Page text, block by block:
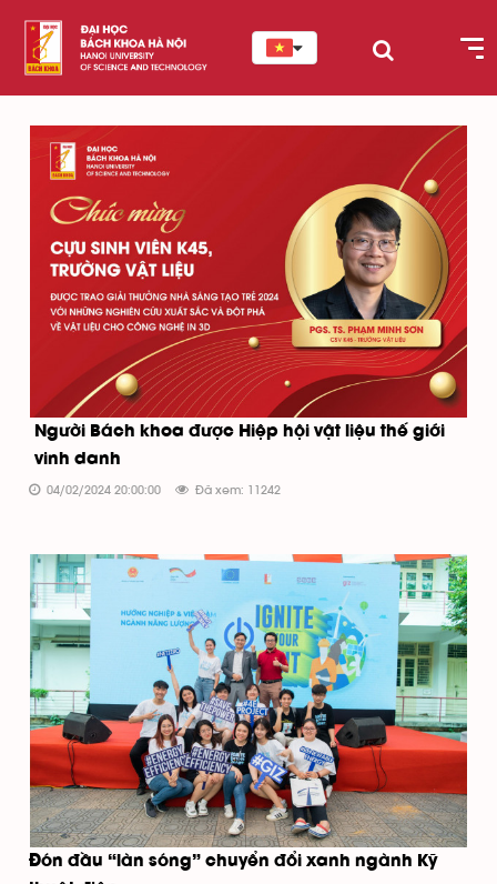
Người Bách khoa được Hiệp hội vật liệu thế giới
vinh danh
04/02/2024 20:00:00 Đã xem: 11242
Đón đầu “làn sóng” chuyển đổi xanh ngành Kỹ